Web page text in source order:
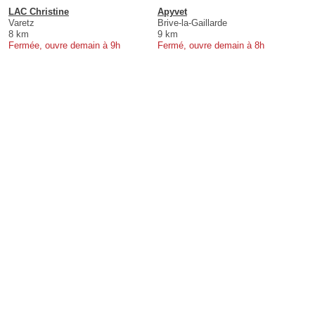
LAC Christine
Varetz
8 km
Fermée, ouvre demain à 9h
Apyvet
Brive-la-Gaillarde
9 km
Fermé, ouvre demain à 8h